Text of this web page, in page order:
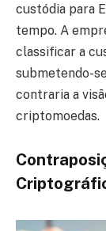
custódia para
tempo. A
classificar a
submetendo-
contraria a
criptomoedas.